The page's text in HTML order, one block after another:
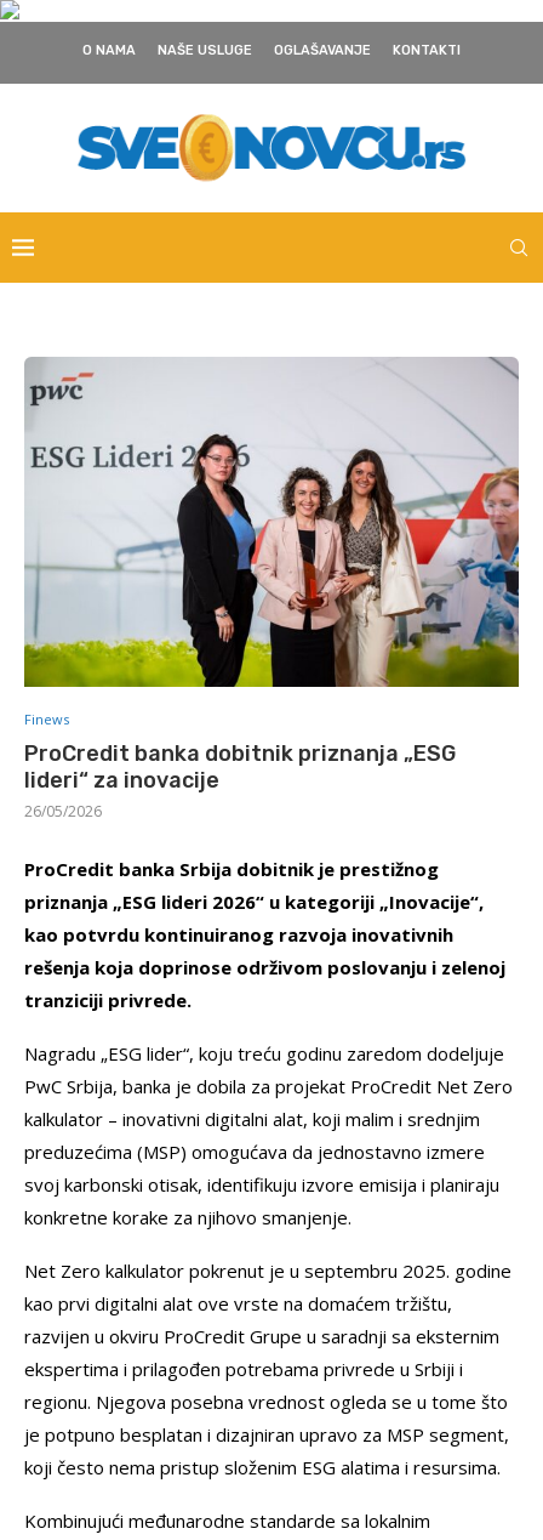
O NAMA NAŠE USLUGE OGLAŠAVANJE KONTAKTI
Finews
ProCredit banka dobitnik priznanja „ESG
lideri“ za inovacije
26/05/2026
ProCredit banka Srbija dobitnik je prestižnog
priznanja „ESG lideri 2026“ u kategoriji „Inovacije“,
kao potvrdu kontinuiranog razvoja inovativnih
rešenja koja doprinose održivom poslovanju i zelenoj
tranziciji privrede.
Nagradu „ESG lider“, koju treću godinu zaredom dodeljuje
PwC Srbija, banka je dobila za projekat ProCredit Net Zero
kalkulator – inovativni digitalni alat, koji malim i srednjim
preduzećima (MSP) omogućava da jednostavno izmere
svoj karbonski otisak, identifikuju izvore emisija i planiraju
konkretne korake za njihovo smanjenje.
Net Zero kalkulator pokrenut je u septembru 2025. godine
kao prvi digitalni alat ove vrste na domaćem tržištu,
razvijen u okviru ProCredit Grupe u saradnji sa eksternim
ekspertima i prilagođen potrebama privrede u Srbiji i
regionu. Njegova posebna vrednost ogleda se u tome što
je potpuno besplatan i dizajniran upravo za MSP segment,
koji često nema pristup složenim ESG alatima i resursima.
Kombinujući međunarodne standarde sa lokalnim